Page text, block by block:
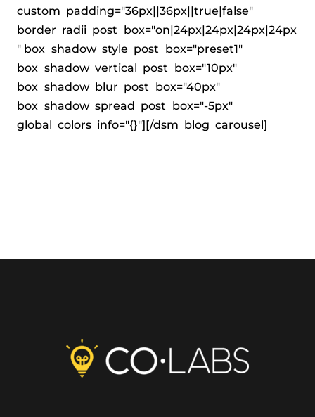
custom_padding="36px||36px||true|false"
border_radii_post_box="on|24px|24px|24px|24px
" box_shadow_style_post_box="preset1"
box_shadow_vertical_post_box="10px"
box_shadow_blur_post_box="40px"
box_shadow_spread_post_box="-5px"
global_colors_info="{}"][/dsm_blog_carousel]